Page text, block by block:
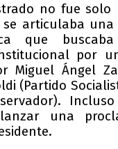
no fue solo
articulaba una
que
por
Miguel Ángel
(Partido
una